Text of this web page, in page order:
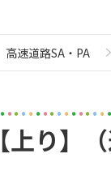
高速道路SA・PA
上り】